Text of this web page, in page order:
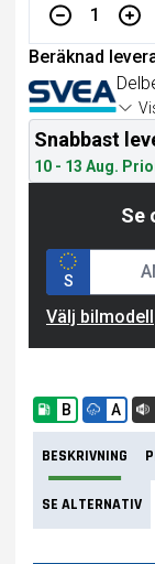
1
Beräknad
Snabbast
10 - 13 Aug.
Se
S
Välj bilmodell
B A
BESKRIVNING
SE ALTERNATIV